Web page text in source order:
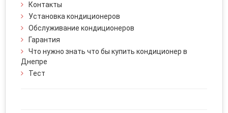
Контакты
Установка кондиционеров
Обслуживание кондиционеров
Гарантия
Что нужно знать что бы купить кондиционер в
Днепре
Тест